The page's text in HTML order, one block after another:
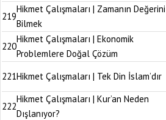
219
Hikmet Çalışmaları | Zamanın Değerini
Bilmek
220
Hikmet Çalışmaları | Ekonomik
Problemlere Doğal Çözüm
221Hikmet Çalışmaları | Tek Din İslam’dır
222
Hikmet Çalışmaları | Kur’an Neden
Dışlanıyor?